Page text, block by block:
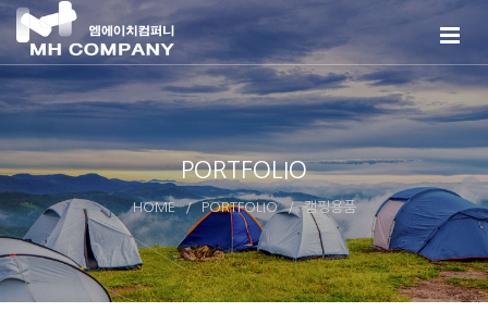
PORTFOLIO
HOME PORTFOLIO 캠핑용품